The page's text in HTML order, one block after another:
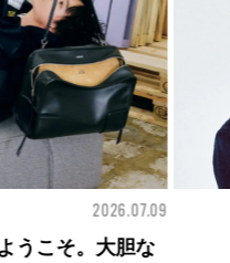
2026.07.09
】時をかけ